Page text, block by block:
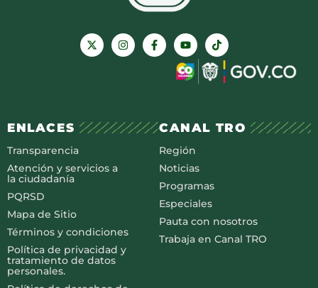
ENLACES
Transparencia
Atención y servicios a
la ciudadanía
PQRSD
Mapa de Sitio
Términos y condiciones
Política de privacidad y
tratamiento de datos
personales.
CANAL TRO
Región
Noticias
Programas
Especiales
Pauta con nosotros
Trabaja en Canal TRO